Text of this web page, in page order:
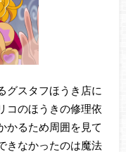
グスタフほうき店に
コのほうきの修理依
かるため周囲を見て
きなかったのは魔法